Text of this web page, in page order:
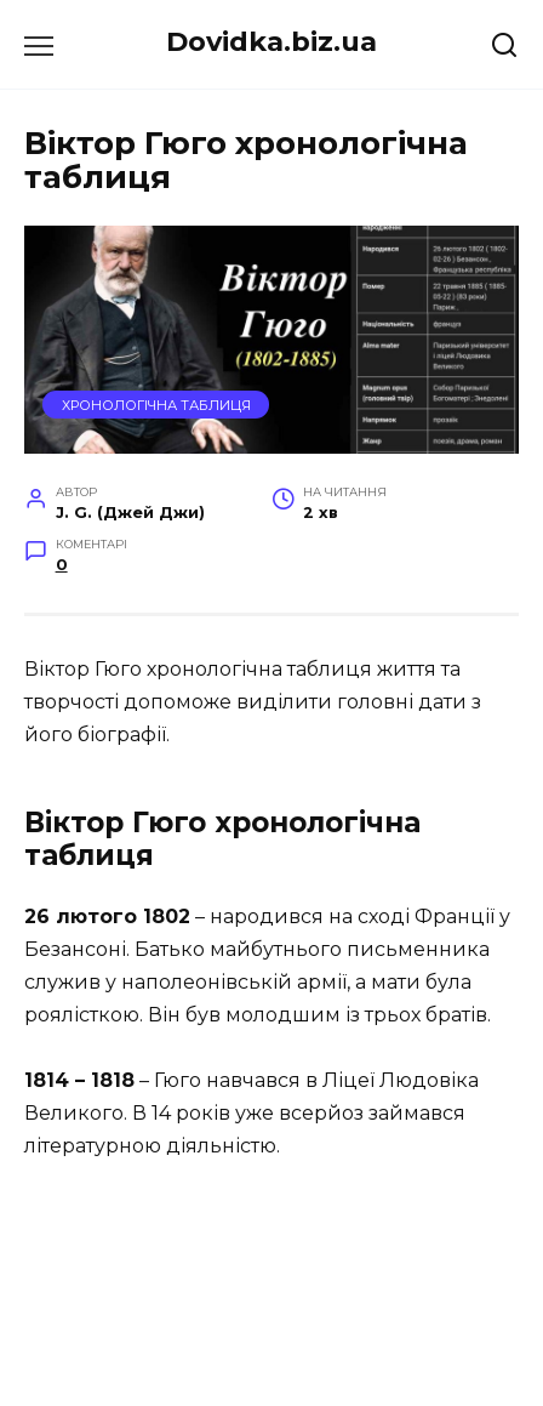
до
Dovidka.biz.ua
Віктор Гюго хронологічна
таблиця
ХРОНОЛОГІЧНА ТАБЛИЦЯ
АВТОР
J. G. (Джей Джи)
НА ЧИТАННЯ
2 хв
КОМЕНТАРІ
0
Віктор Гюго хронологічна таблиця життя та
творчості допоможе виділити головні дати з
його біографії.
Віктор Гюго хронологічна
таблиця
26 лютого 1802 – народився на сході Франції у
Безансоні. Батько майбутнього письменника
служив у наполеонівській армії, а мати була
роялісткою. Він був молодшим із трьох братів.
1814 – 1818 – Гюго навчався в Ліцеї Людовіка
Великого. В 14 років уже всерйоз займався
літературною діяльністю.